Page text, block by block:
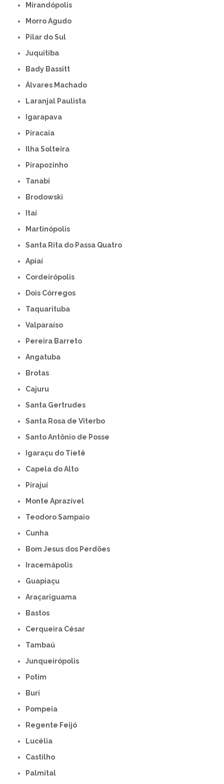
Mirandópolis
Morro Agudo
Pilar do Sul
Juquitiba
Bady Bassitt
Álvares Machado
Laranjal Paulista
Igarapava
Piracaia
Ilha Solteira
Pirapozinho
Tanabi
Brodowski
Itaí
Martinópolis
Santa Rita do Passa Quatro
Apiaí
Cordeirópolis
Dois Córregos
Taquarituba
Valparaíso
Pereira Barreto
Angatuba
Brotas
Cajuru
Santa Gertrudes
Santa Rosa de Viterbo
Santo Antônio de Posse
Igaraçu do Tietê
Capela do Alto
Pirajuí
Monte Aprazível
Teodoro Sampaio
Cunha
Bom Jesus dos Perdões
Iracemápolis
Guapiaçu
Araçariguama
Bastos
Cerqueira César
Tambaú
Junqueirópolis
Potim
Buri
Pompeia
Regente Feijó
Lucélia
Castilho
Palmital